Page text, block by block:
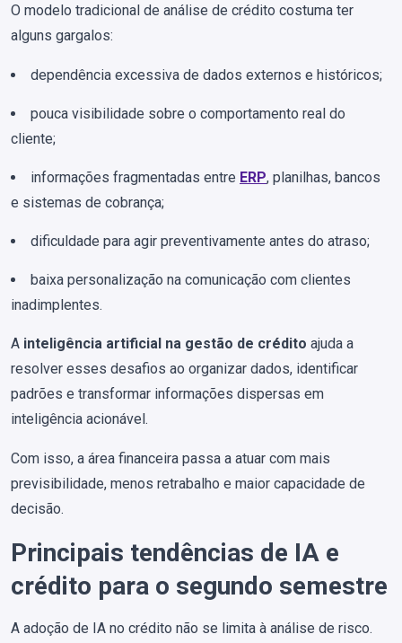
O modelo tradicional de análise de crédito costuma ter
alguns gargalos:
dependência excessiva de dados externos e históricos;
pouca visibilidade sobre o comportamento real do
cliente;
informações fragmentadas entre ERP, planilhas, bancos
e sistemas de cobrança;
dificuldade para agir preventivamente antes do atraso;
baixa personalização na comunicação com clientes
inadimplentes.
A inteligência artificial na gestão de crédito ajuda a
resolver esses desafios ao organizar dados, identificar
padrões e transformar informações dispersas em
inteligência acionável.
Com isso, a área financeira passa a atuar com mais
previsibilidade, menos retrabalho e maior capacidade de
decisão.
Principais tendências de IA e
crédito para o segundo semestre
A adoção de IA no crédito não se limita à análise de risco.